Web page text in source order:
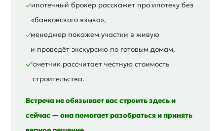
ипотечный брокер расскажет про ипотеку без
«банковского языка»,
менеджер покажем участки в живую
и проведёт экскурсию по готовым домам,
сметчик рассчитает честную стоимость
строительства.
Встреча не обязывает вас строить здесь и
сейчас — она помогает разобраться и принять